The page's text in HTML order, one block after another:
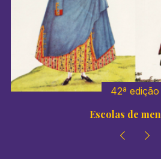
42ª edição
Escolas de meninas